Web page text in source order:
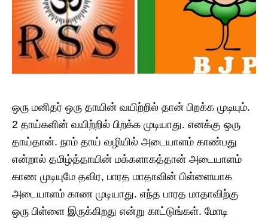
ஒரு மனிதர் ஒரு தாயின் வயிற்றில் தான் பிறக்க முடியும்.
2 தாய்களின் வயிற்றில் பிறக்க முடியாது. எனக்கு ஒரு
தாய்தான். நாம் தாய் வழியில் அடையாளம் காண்பது
என்றால் தமிழ்த்தாயின் மக்களாகத்தான் அடையாளம்
காண முடியுமே தவிர, பாரத மாதாவின் பிள்ளையாக
அடையாளம் காண முடியாது. எந்த பாரத மாதாவிற்கு
ஒரு பிள்ளை இருக்கிறது என்று காட்டுங்கள். மோடி